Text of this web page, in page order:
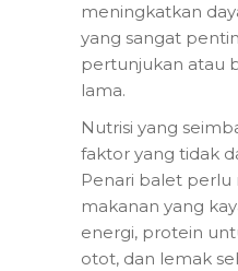
meningkatkan
yang sangat
pertunjukan atau
lama.
Nutrisi yang
faktor yang tidak
Penari balet perlu
makanan yang
energi, protein
otot, dan lemak